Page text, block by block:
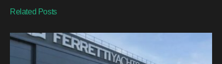
Related Posts